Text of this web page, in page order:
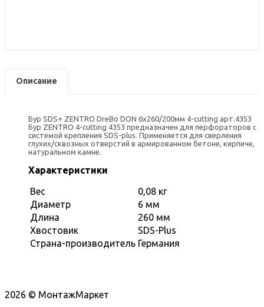
Описание
Бур SDS+ ZENTRO DreBo DON 6х260/200мм 4-cutting арт.4353
Бур ZENTRO 4-cutting 4353 предназначен для перфораторов с
системой крепления SDS-plus. Применяется для сверления
глухих/сквозных отверстий в армированном бетоне, кирпиче,
натуральном камне.
Характеристики
Вес
0,08 кг
Диаметр
6 мм
Длина
260 мм
Хвостовик
SDS-Plus
Страна-производитель Германия
2026 © МонтажМаркет